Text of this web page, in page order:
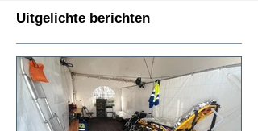
Uitgelichte berichten